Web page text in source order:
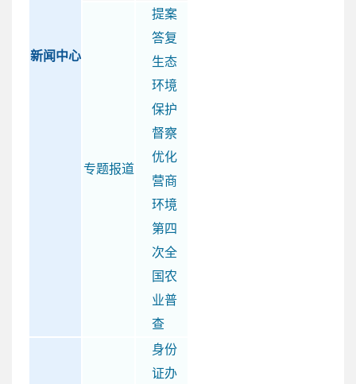
新闻中心
专题报道
提案
答复
生态
环境
保护
督察
优化
营商
环境
第四
次全
国农
业普
查
身份
证办